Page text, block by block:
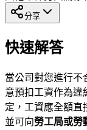
分享
快速解答
當公司對您進行不
意預扣工資作為違
定，工資應全額直
並可向勞工局或勞